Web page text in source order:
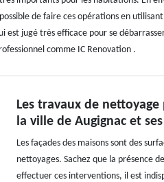
de faire ces opérations en
est jugé très efficace pour se
comme IC Renovation .
Les travaux de
la ville de Augignac et
Les façades des maisons sont des
nettoyages. Sachez que la présence
effectuer ces interventions, il est